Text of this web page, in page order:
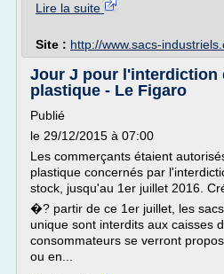
Lire la suite
Site : http://www.sacs-
Jour J pour l'interdiction
plastique - Le Figaro
Publié
le 29/12/2015 à 07:00
Les commerçants étaient
plastique concernés par
stock, jusqu'au 1er juillet 2016.
�? partir de ce 1er juillet, les
unique sont interdits aux caisses
consommateurs se verront
ou en...